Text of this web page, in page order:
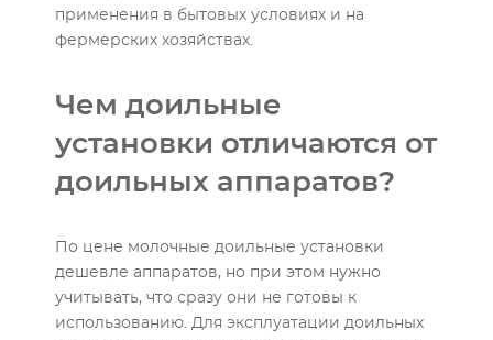
применения в бытовых условиях и на
фермерских хозяйствах.
Чем доильные
установки отличаются от
доильных аппаратов?
По цене молочные доильные установки
дешевле аппаратов, но при этом нужно
учитывать, что сразу они не готовы к
использованию. Для эксплуатации доильных